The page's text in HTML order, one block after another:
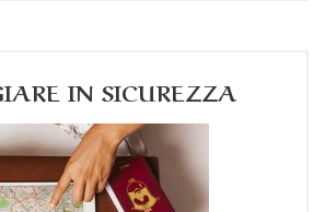
IN SICUREZZA